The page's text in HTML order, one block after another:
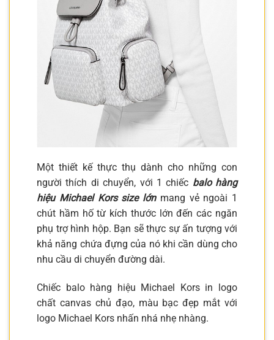
Một thiết kế thực thụ dành cho những con
người thích di chuyển, với 1 chiếc balo hàng
hiệu Michael Kors size lớnmang vẻ ngoài 1
chút hầm hố từ kích thước lớn đến các ngăn
phụ trợ hình hộp. Bạn sẽ thực sự ấn tượng với
khả năng chứa đựng của nó khi cần dùng cho
nhu cầu di chuyển đường dài.
Chiếc balo hàng hiệu Michael Kors in logo
chất canvas chủ đạo, màu bạc đẹp mắt với
logo Michael Kors nhấn nhá nhẹ nhàng.